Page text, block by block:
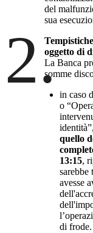
del
sua
2.oggetto di
La Banca
somme
in caso
o
identità”,
quello
13:15,
sarebbe
avesse
di frode.